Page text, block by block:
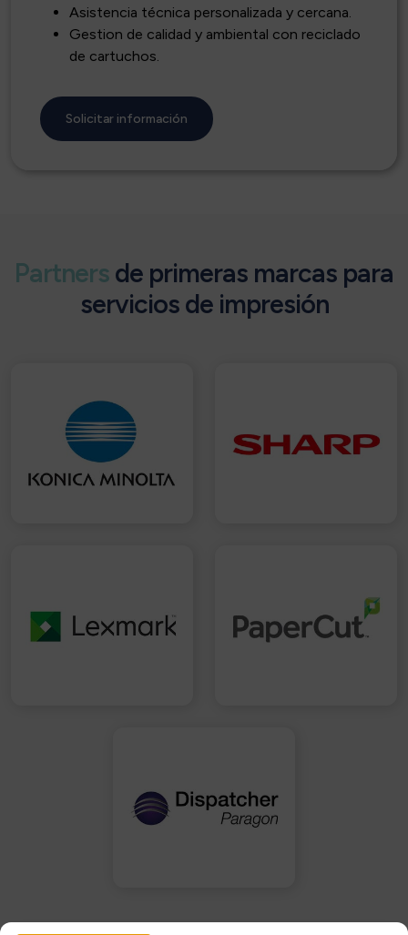
Asistencia técnica personalizada y cercana.
Gestion de calidad y ambiental con reciclado
de cartuchos.
Solicitar información
Partners de primeras marcas para
servicios de impresión